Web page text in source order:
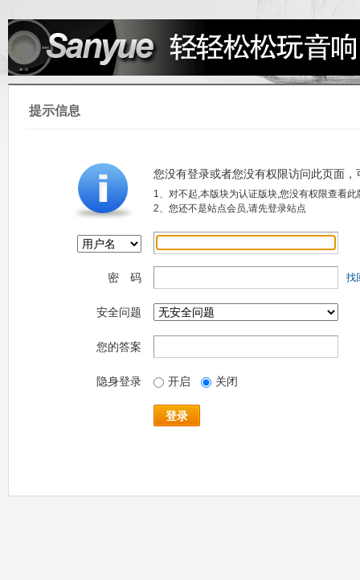
提示信息
您没有登录或者您没有权限访问此页面
1、对不起,本版块为认证版块,您没有权限查看此
2、您还不是站点会员,请先登录站点
密 码 找
安全问题
您的答案
隐身登录 开启 关闭
登录